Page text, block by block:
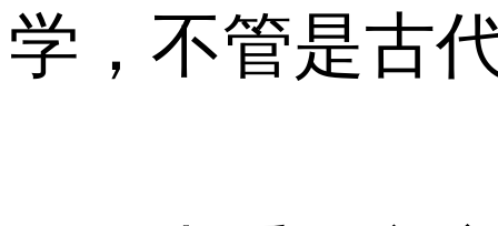
学，不管是古